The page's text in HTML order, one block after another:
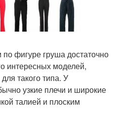
фигуре груша достаточно
интересных моделей,
такого типа. У
узкие плечи и широкие
талией и плоским